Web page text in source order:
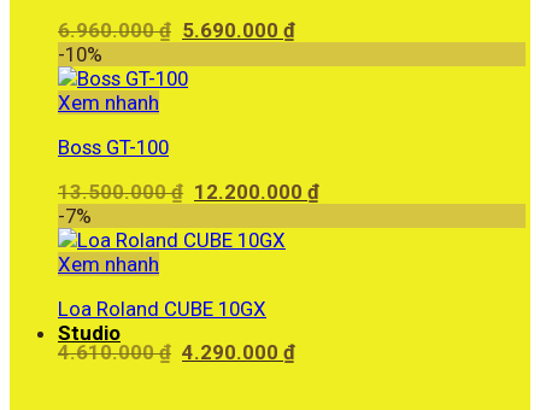
6.960.000₫ Giá
là:
5.690.000₫Giá
-10%
Xem nhanh
Boss GT-100
13.500.000₫ Giá
là:
12.200.000₫Giá
-7%
Xem nhanh
Loa Roland CUBE 10GX
4.610.000₫ Giá
4.290.000₫Giá
Studio